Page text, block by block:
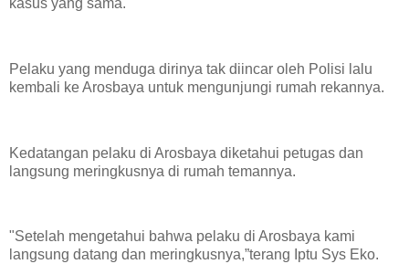
kasus yang sama.
Pelaku yang menduga dirinya tak diincar oleh Polisi lalu
kembali ke Arosbaya untuk mengunjungi rumah rekannya.
Kedatangan pelaku di Arosbaya diketahui petugas dan
langsung meringkusnya di rumah temannya.
"Setelah mengetahui bahwa pelaku di Arosbaya kami
langsung datang dan meringkusnya,”terang Iptu Sys Eko.